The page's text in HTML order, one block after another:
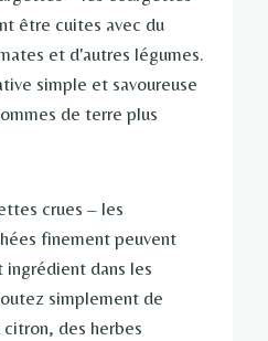
être cuites avec du
et d'autres légumes.
simple et savoureuse
de terre plus
crues – les
finement peuvent
dans les
simplement de
des herbes